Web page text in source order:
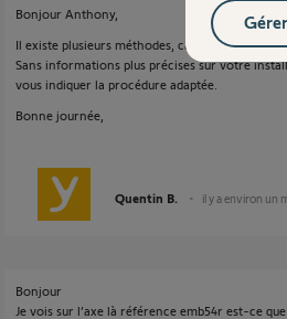
Bonjour Anthony,
Il existe plusieurs méthodes, car Somfy
Sans informations plus précises sur votre
vous indiquer la procédure adaptée.
Bonne journée,
Quentin B. il y a environ un
Bonjour
Je vois sur l’axe là référence emb54r est-ce